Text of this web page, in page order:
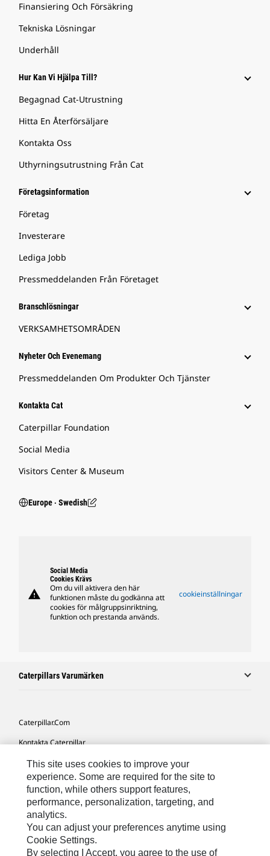
Finansiering Och Försäkring
Tekniska Lösningar
Underhåll
Hur Kan Vi Hjälpa Till?
Begagnad Cat-Utrustning
Hitta En Återförsäljare
Kontakta Oss
Uthyrningsutrustning Från Cat
Företagsinformation
Företag
Investerare
Lediga Jobb
Pressmeddelanden Från Företaget
Branschlösningar
VERKSAMHETSOMRÅDEN
Nyheter Och Evenemang
Pressmeddelanden Om Produkter Och Tjänster
Kontakta Cat
Caterpillar Foundation
Social Media
Visitors Center & Museum
Europe ‧ Swedish
warning
Social Media
Cookies Krävs
Om du vill aktivera den här
funktionen måste du godkänna att
cookies för målgruppsinriktning,
funktion och prestanda används.
cookieinställningar
Caterpillars Varumärken
Caterpillar.com
Kontakta Caterpillar
Mina Marknadsföringspreferenser
Platskarta
Cookie Settings
Juridiskt
Sekretess
This site uses cookies to improve your
experience. Some are required for the site to
function, while others support features,
performance, personalization, targeting, and
analytics.
You can adjust your preferences anytime using
Cookie Settings.
By selecting I Accept, you agree to the use of